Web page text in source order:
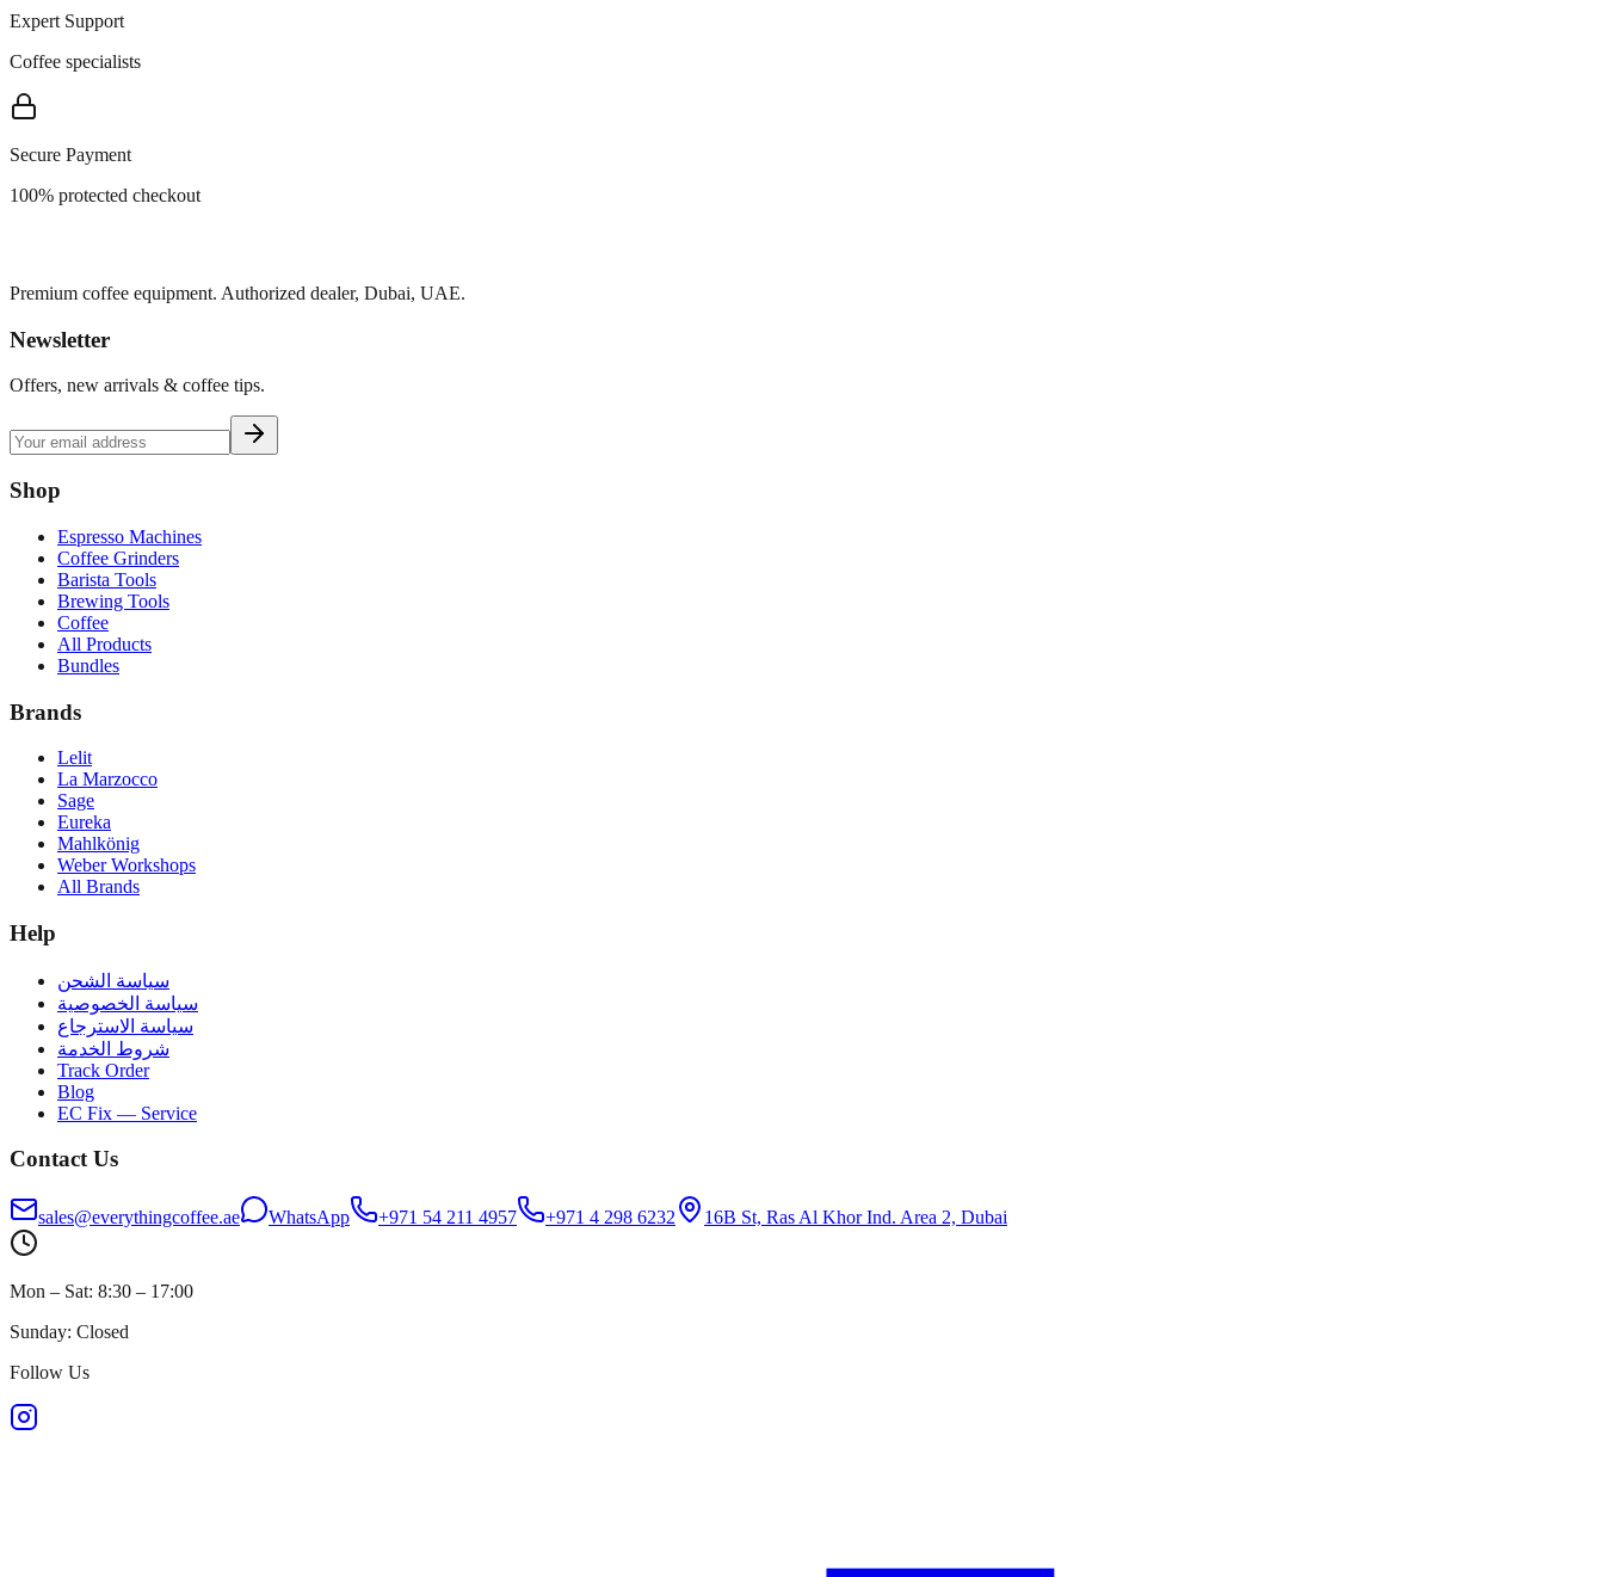
Expert Support
Coffee specialists
Secure Payment
100% protected checkout
Premium coffee equipment. Authorized dealer, Dubai, UAE.
Newsletter
Offers, new arrivals & coffee tips.
Shop
Espresso Machines
Coffee Grinders
Barista Tools
Brewing Tools
Coffee
All Products
Bundles
Brands
Lelit
La Marzocco
Sage
Eureka
Mahlkönig
Weber Workshops
All Brands
Help
سياسة الشحن
سياسة الخصوصية
سياسة الاسترجاع
شروط الخدمة
Track Order
Blog
EC Fix — Service
Contact Us
sales@everythingcoffee.ae WhatsApp +971 54 211 4957 +971 4 298 6232 16B St, Ras Al Khor Ind. Area 2, Dubai
Mon – Sat: 8:30 – 17:00
Sunday: Closed
Follow Us